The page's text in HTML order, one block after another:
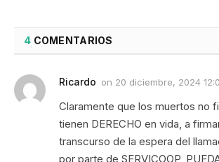
4 COMENTARIOS
Ricardo on 20 diciembre, 2024
Claramente que los muertos no
tienen DERECHO en vida, a
transcurso de la espera del
por parte de SERVICOOP,